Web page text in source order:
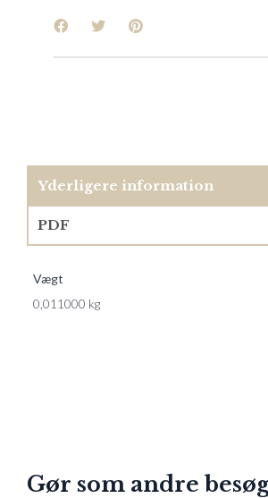
Yderligere information
PDF
Vægt
0,011000 kg
Gør som andre